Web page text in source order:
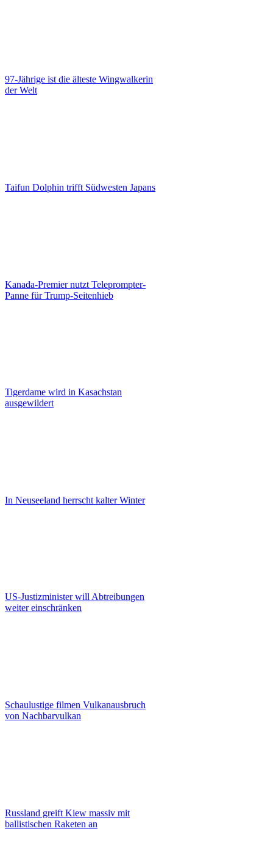
97-Jährige ist die älteste Wingwalkerin
der Welt
Taifun Dolphin trifft Südwesten Japans
Kanada-Premier nutzt Teleprompter-
Panne für Trump-Seitenhieb
Tigerdame wird in Kasachstan
ausgewildert
In Neuseeland herrscht kalter Winter
US-Justizminister will Abtreibungen
weiter einschränken
Schaulustige filmen Vulkanausbruch
von Nachbarvulkan
Russland greift Kiew massiv mit
ballistischen Raketen an